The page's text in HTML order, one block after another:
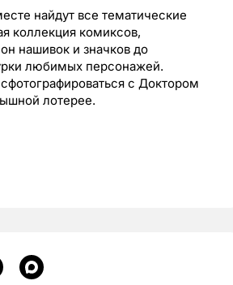
найдут все тематические
коллекция комиксов,
нашивок и значков до
любимых персонажей.
с Доктором
лотерее.